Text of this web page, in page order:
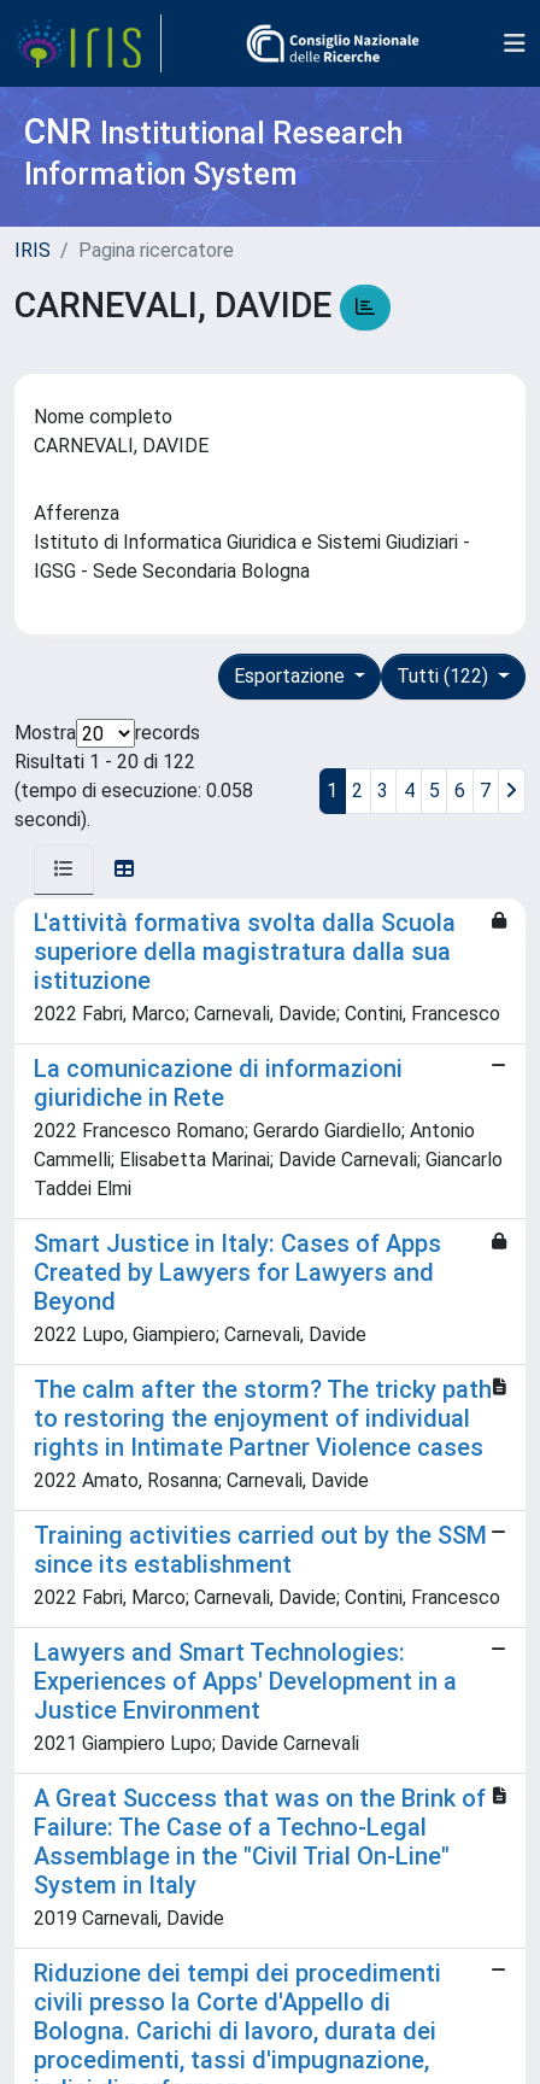
CNR Institutional Research
Information System
IRIS Pagina ricercatore
CARNEVALI, DAVIDE
Nome completo
CARNEVALI, DAVIDE
Afferenza
Istituto di Informatica Giuridica e Sistemi Giudiziari -
IGSG - Sede Secondaria Bologna
Tutti (122)
Esportazione
Mostra
records
Risultati 1 - 20 di 122
(tempo di esecuzione: 0.058
secondi).
1 2 3 4 5 6 7
L'attività formativa svolta dalla Scuola
superiore della magistratura dalla sua
istituzione
2022 Fabri, Marco; Carnevali, Davide; Contini, Francesco
La comunicazione di informazioni
giuridiche in Rete
2022 Francesco Romano; Gerardo Giardiello; Antonio
Cammelli; Elisabetta Marinai; Davide Carnevali; Giancarlo
Taddei Elmi
Smart Justice in Italy: Cases of Apps
Created by Lawyers for Lawyers and
Beyond
2022 Lupo, Giampiero; Carnevali, Davide
The calm after the storm? The tricky path
to restoring the enjoyment of individual
rights in Intimate Partner Violence cases
2022 Amato, Rosanna; Carnevali, Davide
Training activities carried out by the SSM
since its establishment
2022 Fabri, Marco; Carnevali, Davide; Contini, Francesco
Lawyers and Smart Technologies:
Experiences of Apps' Development in a
Justice Environment
2021 Giampiero Lupo; Davide Carnevali
A Great Success that was on the Brink of
Failure: The Case of a Techno-Legal
Assemblage in the "Civil Trial On-Line"
System in Italy
2019 Carnevali, Davide
Riduzione dei tempi dei procedimenti
civili presso la Corte d'Appello di
Bologna. Carichi di lavoro, durata dei
procedimenti, tassi d'impugnazione,